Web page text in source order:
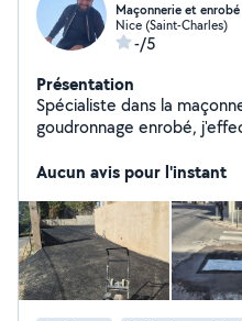
Maçonnerie et enrobé
Nice (Saint-Charles)
-/5
Présentation
Spécialiste dans la
goudronnage enrobé,
Aucun avis pour l'instant